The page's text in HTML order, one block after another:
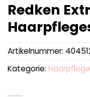
Redken
Artikelnummer:
Kategorie: